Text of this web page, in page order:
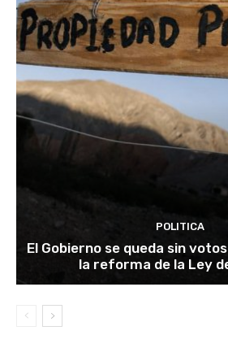
POLITICA
El Gobierno se queda sin
la reforma de la Ley